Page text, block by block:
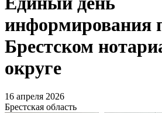
информирования
Брестском
округе
16 апреля 2026
Брестская область